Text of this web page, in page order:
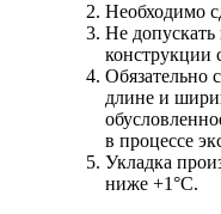
Необходимо
Не допускать
конструкции
Обязательно
длине и
в процессе
Укладка
ниже +1°С.